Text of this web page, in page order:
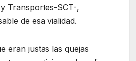
Transportes-SCT-,
de esa vialidad.
eran justas las quejas